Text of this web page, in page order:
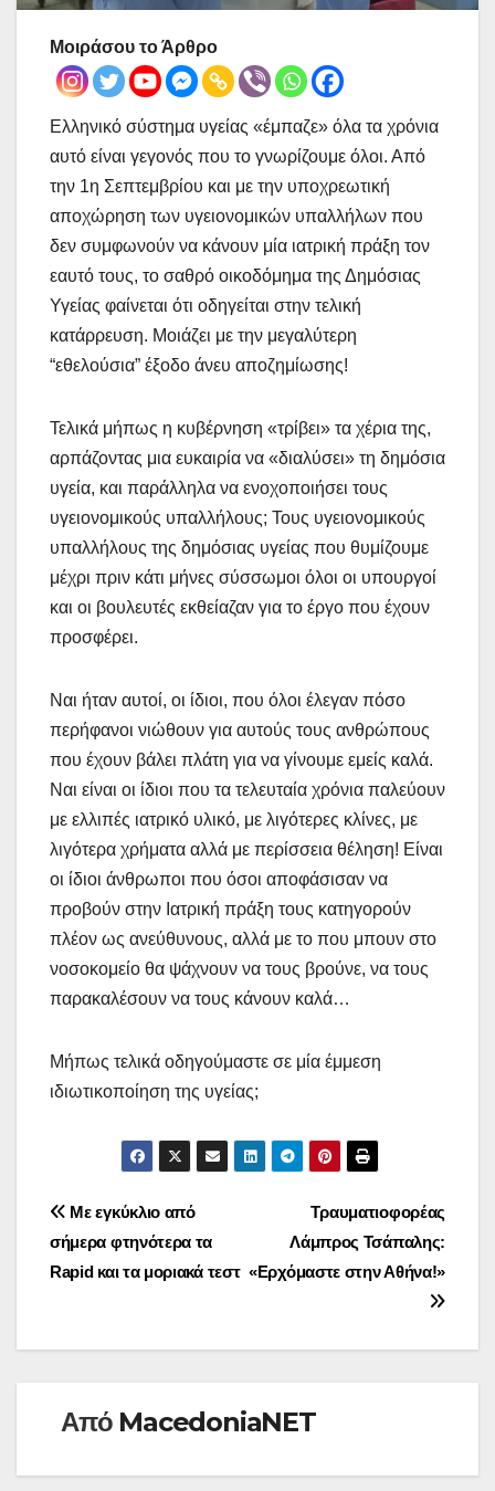
Μοιράσου το Άρθρο
Ελληνικό σύστημα υγείας «έμπαζε» όλα τα χρόνια
αυτό είναι γεγονός που το γνωρίζουμε όλοι. Από
την 1η Σεπτεμβρίου και με την υποχρεωτική
αποχώρηση των υγειονομικών υπαλλήλων που
δεν συμφωνούν να κάνουν μία ιατρική πράξη τον
εαυτό τους, το σαθρό οικοδόμημα της Δημόσιας
Υγείας φαίνεται ότι οδηγείται στην τελική
κατάρρευση. Μοιάζει με την μεγαλύτερη
“εθελούσια” έξοδο άνευ αποζημίωσης!
Τελικά μήπως η κυβέρνηση «τρίβει» τα χέρια της,
αρπάζοντας μια ευκαιρία να «διαλύσει» τη δημόσια
υγεία, και παράλληλα να ενοχοποιήσει τους
υγειονομικούς υπαλλήλους; Τους υγειονομικούς
υπαλλήλους της δημόσιας υγείας που θυμίζουμε
μέχρι πριν κάτι μήνες σύσσωμοι όλοι οι υπουργοί
και οι βουλευτές εκθείαζαν για το έργο που έχουν
προσφέρει.
Ναι ήταν αυτοί, οι ίδιοι, που όλοι έλεγαν πόσο
περήφανοι νιώθουν για αυτούς τους ανθρώπους
που έχουν βάλει πλάτη για να γίνουμε εμείς καλά.
Ναι είναι οι ίδιοι που τα τελευταία χρόνια παλεύουν
με ελλιπές ιατρικό υλικό, με λιγότερες κλίνες, με
λιγότερα χρήματα αλλά με περίσσεια θέληση! Είναι
οι ίδιοι άνθρωποι που όσοι αποφάσισαν να
προβούν στην Ιατρική πράξη τους κατηγορούν
πλέον ως ανεύθυνους, αλλά με το που μπουν στο
νοσοκομείο θα ψάχνουν να τους βρούνε, να τους
παρακαλέσουν να τους κάνουν καλά…
Μήπως τελικά οδηγούμαστε σε μία έμμεση
ιδιωτικοποίηση της υγείας;
Πλοήγηση
άρθρων
Τραυματιοφορέας
Λάμπρος Τσάπαλης:
«Ερχόμαστε στην Αθήνα!»
Με εγκύκλιο από
σήμερα φτηνότερα τα
Rapid και τα μοριακά τεστ
Από MacedoniaNET